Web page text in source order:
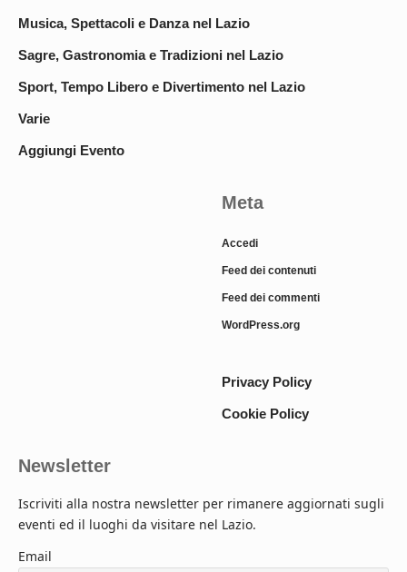
Musica, Spettacoli e Danza nel Lazio
Sagre, Gastronomia e Tradizioni nel Lazio
Sport, Tempo Libero e Divertimento nel Lazio
Varie
Aggiungi Evento
Meta
Accedi
Feed dei contenuti
Feed dei commenti
WordPress.org
Privacy Policy
Cookie Policy
Newsletter
Iscriviti alla nostra newsletter per rimanere aggiornati sugli
eventi ed il luoghi da visitare nel Lazio.
Email